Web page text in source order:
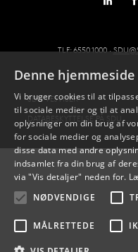
TLF: 6550 1000 ·
SDU VEJVISER
DATABESKYTTELSE PÅ SDU
Denne
Vi bruger cookies til at
til sociale medier og til at
oplysninger om din brug af
for sociale medier og
disse data med andre
indsamlet fra din brug af
via "Vis detaljer" neden for.
NØDVENDIGE
MÅLRETTEDE